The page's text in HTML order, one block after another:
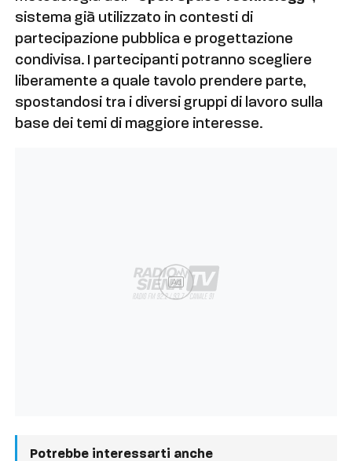
sistema già utilizzato in contesti di
partecipazione pubblica e progettazione
condivisa. I partecipanti potranno scegliere
liberamente a quale tavolo prendere parte,
spostandosi tra i diversi gruppi di lavoro sulla
base dei temi di maggiore interesse.
Ad
Potrebbe interessarti anche